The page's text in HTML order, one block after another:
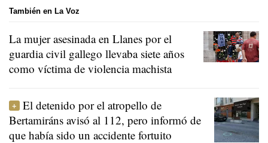
También en La Voz
La mujer asesinada en Llanes por el
guardia civil gallego llevaba siete años
como víctima de violencia machista
El detenido por el atropello de
Bertamiráns avisó al 112, pero informó de
que había sido un accidente fortuito